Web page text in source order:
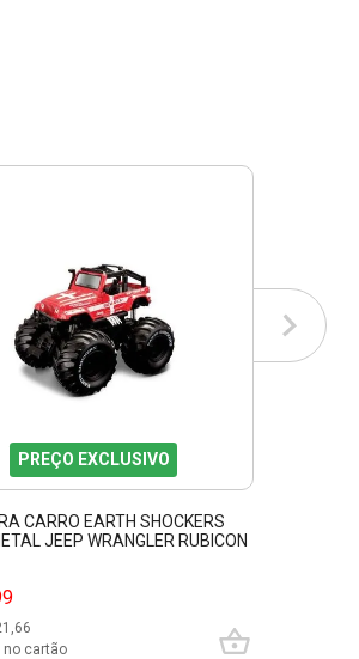
PREÇO EXCLUSIVO
CARRO EARTH SHOCKERS
JEEP WRANGLER RUBICON
no cartão